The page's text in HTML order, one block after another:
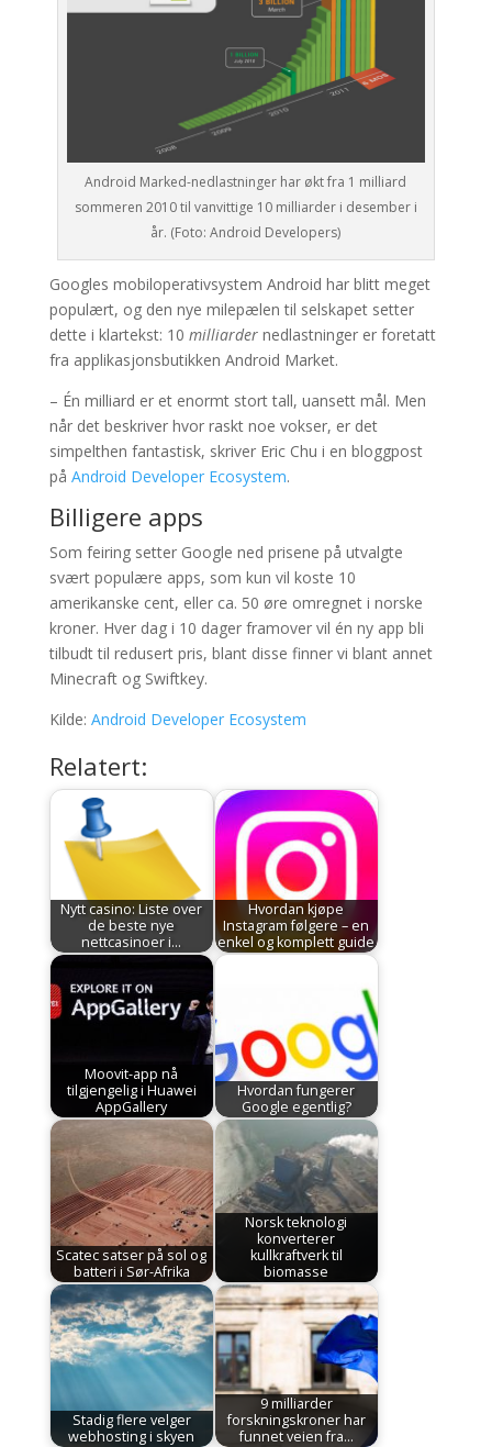
Android Marked-nedlastninger har økt fra 1 milliard
sommeren 2010 til vanvittige 10 milliarder i desember i
år. (Foto: Android Developers)
Googles mobiloperativsystem Android har blitt meget
populært, og den nye milepælen til selskapet setter
dette i klartekst: 10 milliardernedlastninger er foretatt
fra applikasjonsbutikken Android Market.
– Én milliard er et enormt stort tall, uansett mål. Men
når det beskriver hvor raskt noe vokser, er det
simpelthen fantastisk, skriver Eric Chu i en bloggpost
på Android Developer Ecosystem.
Billigere apps
Som feiring setter Google ned prisene på utvalgte
svært populære apps, som kun vil koste 10
amerikanske cent, eller ca. 50 øre omregnet i norske
kroner. Hver dag i 10 dager framover vil én ny app bli
tilbudt til redusert pris, blant disse finner vi blant annet
Minecraft og Swiftkey.
Kilde: Android Developer Ecosystem
Relatert:
Nytt casino: Liste over
de beste nye
nettcasinoer i…
Hvordan kjøpe
Instagram følgere – en
enkel og komplett guide
Moovit-app nå
tilgjengelig i Huawei
AppGallery
Hvordan fungerer
Google egentlig?
Scatec satser på sol og
batteri i Sør-Afrika
Norsk teknologi
konverterer
kullkraftverk til
biomasse
Stadig flere velger
webhosting i skyen
9 milliarder
forskningskroner har
funnet veien fra…